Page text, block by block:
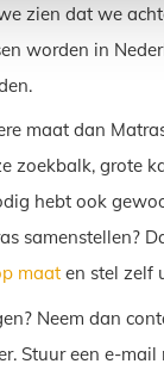
zien dat we
worden in
maat dan
zoekbalk, grote
hebt ook
samenstellen?
maat en stel zelf
Neem dan
Stuur een e-mail